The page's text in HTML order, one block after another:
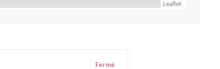
Leaflet
Fermé